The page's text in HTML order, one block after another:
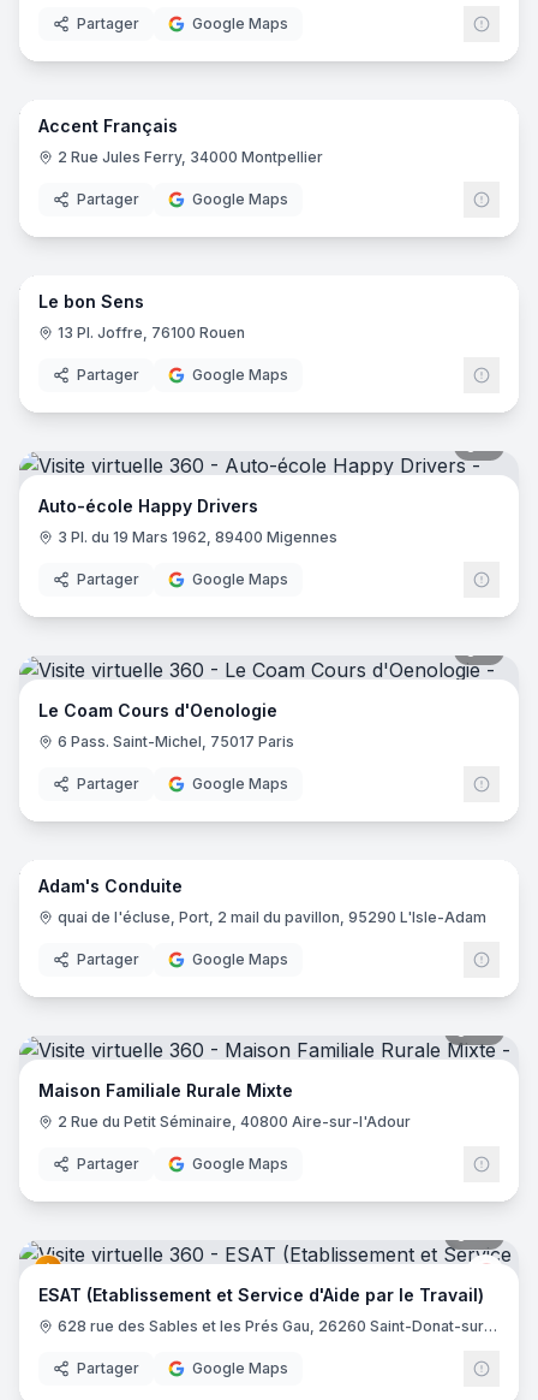
Partager Google Maps
17
Accent Français
2 Rue Jules Ferry, 34000 Montpellier
Partager Google Maps
8
Le bon Sens
13 Pl. Joffre, 76100 Rouen
Partager Google Maps
Auto-école Happy Drivers
3 Pl. du 19 Mars 1962, 89400 Migennes
Partager Google Maps
Le Coam Cours d'Oenologie
6 Pass. Saint-Michel, 75017 Paris
Partager Google Maps
8
Adam's Conduite
quai de l'écluse, Port, 2 mail du pavillon, 95290 L'Isle-Adam
Partager Google Maps
Maison Familiale Rurale Mixte
2 Rue du Petit Séminaire, 40800 Aire-sur-l'Adour
Partager Google Maps
ESAT (Etablissement et Service d'Aide par le Travail)
628 rue des Sables et les Prés Gau, 26260 Saint-Donat-sur-l'Herbasse
Partager Google Maps